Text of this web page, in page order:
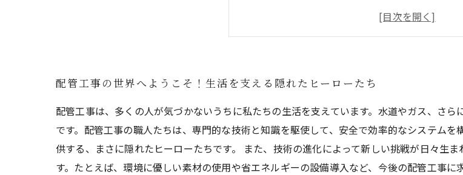
若者たち必見！配管工事がもたらすキャリア
技術革新と持続可能性：配管工事が未来を築
配管工事との出会い：新たな挑戦を求めて一
配管工事の世界へようこそ！生活を支える隠れたヒーローたち
配管工事は、多くの人が気づかないうちに私たちの生活を支えています。水道やガス、さ
です。配管工事の職人たちは、専門的な技術と知識を駆使して、安全で効率的なシステム
供する、まさに隠れたヒーローたちです。 また、技術の進化によって新しい挑戦が日々生
す。たとえば、環境に優しい素材の使用や省エネルギーの設備導入など、今後の配管工事